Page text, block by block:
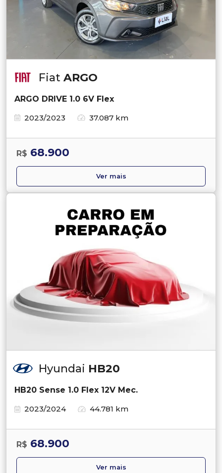
Fiat ARGO
ARGO DRIVE 1.0 6V Flex
2023/2023
37.087 km
R$ 68.900
Ver mais
Hyundai HB20
HB20 Sense 1.0 Flex 12V Mec.
2023/2024
44.781 km
R$ 68.900
Ver mais